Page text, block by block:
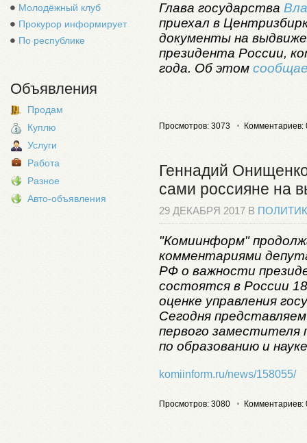
Молодёжный клуб
Прокурор информирует
По республике
Объявления
Продам
Куплю
Услуги
Работа
Разное
Авто-объявления
Глава государства
приехал в
документы на
президента России,
года. Об этом
Просмотров: 3073 Комментариев:
Геннадий
сами россияне на
29 ДЕКАБРЯ 2017 В
"Комиинформ"
комментариями
РФ о важности
состоятся в России
оценке управления
Сегодня
первого
по образованию и
komiinform.ru/news/158055/
Просмотров: 3080 Комментариев: